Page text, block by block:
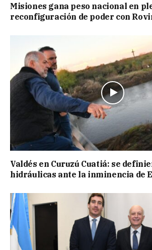
Misiones gana peso nacional en
reconfiguración de poder con
Valdés en Curuzú Cuatiá: se
hidráulicas ante la inminencia de